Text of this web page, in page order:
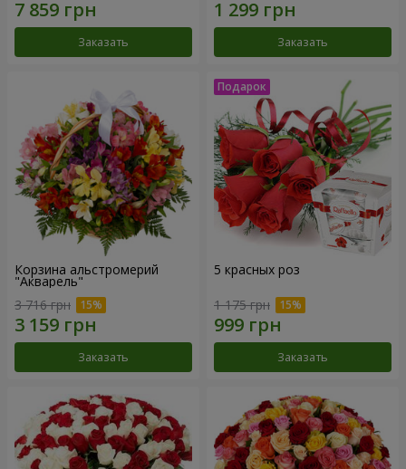
Заказать Заказать
Корзина альстромерий
"Акварель"
3 716 грн
Заказать
5 красных роз
1 175 грн
Заказать